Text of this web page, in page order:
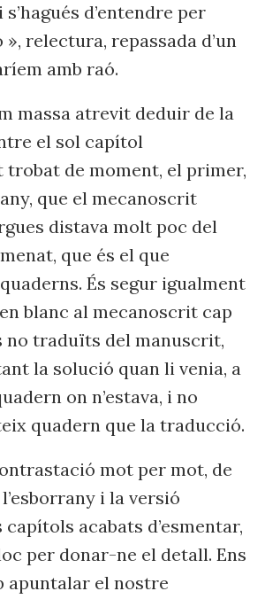
d’entendre per
», relectura, repassada d’un
amb raó.
massa atrevit deduir de la
el sol capítol
trobat de moment, el primer,
que el mecanoscrit
distava molt poc del
que és el que
És segur igualment
blanc al mecanoscrit cap
no traduïts del manuscrit,
la solució quan li venia, a
on n’estava, i no
quadern que la traducció.
mot per mot, de
i la versió
acabats d’esmentar,
per donar-ne el detall. Ens
apuntalar el nostre